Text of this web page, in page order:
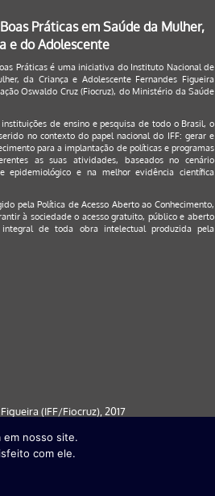
Práticas em Saúde da Mulher,
e do Adolescente
Práticas é uma iniciativa do Instituto Nacional de
da Criança e Adolescente Fernandes Figueira
Oswaldo Cruz (Fiocruz), do Ministério da Saúde
de ensino e pesquisa de todo o Brasil, o
no contexto do papel nacional do IFF: gerar e
para a implantação de políticas e programas
as suas atividades, baseados no cenário
epidemiológico e na melhor evidência científica
pelaPolítica de Acesso Aberto ao Conhecimento,
à sociedade o acesso gratuito, público e aberto
integral de toda obra intelectual produzida pela
(IFF/Fiocruz), 2017
(a partir da versão 9) | FireFox ( a
em nosso site.
com ele.